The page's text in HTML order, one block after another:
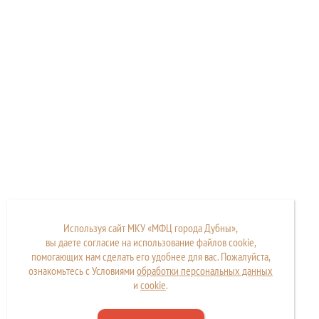
Используя сайт МКУ «МФЦ города Дубны»,
вы даете согласие на использование файлов cookie,
помогающих нам сделать его удобнее для вас. Пожалуйста,
ознакомьтесь с Условиямиобработки персональных данных
иcookie.